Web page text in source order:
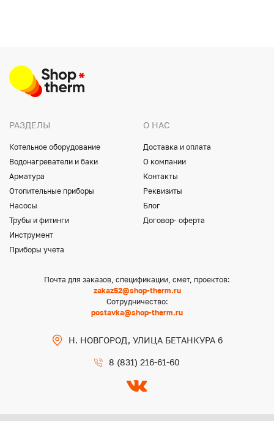
РАЗДЕЛЫ
Котельное оборудование
Водонагреватели и баки
Арматура
Отопительные приборы
Насосы
Трубы и фитинги
Инструмент
Приборы учета
О НАС
Доставка и оплата
О компании
Контакты
Реквизиты
Блог
Договор- оферта
Почта для заказов, спецификации, смет, проектов:
zakaz52@shop-therm.ru
Сотрудничество:
postavka@shop-therm.ru
Н. НОВГОРОД, УЛИЦА БЕТАНКУРА 6
8 (831) 216-61-60